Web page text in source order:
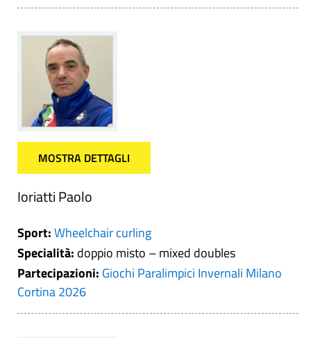
MOSTRA DETTAGLI
Ioriatti Paolo
Sport:Wheelchair curling
Specialità: doppio misto – mixed doubles
Partecipazioni: Giochi Paralimpici Invernali Milano
Cortina 2026